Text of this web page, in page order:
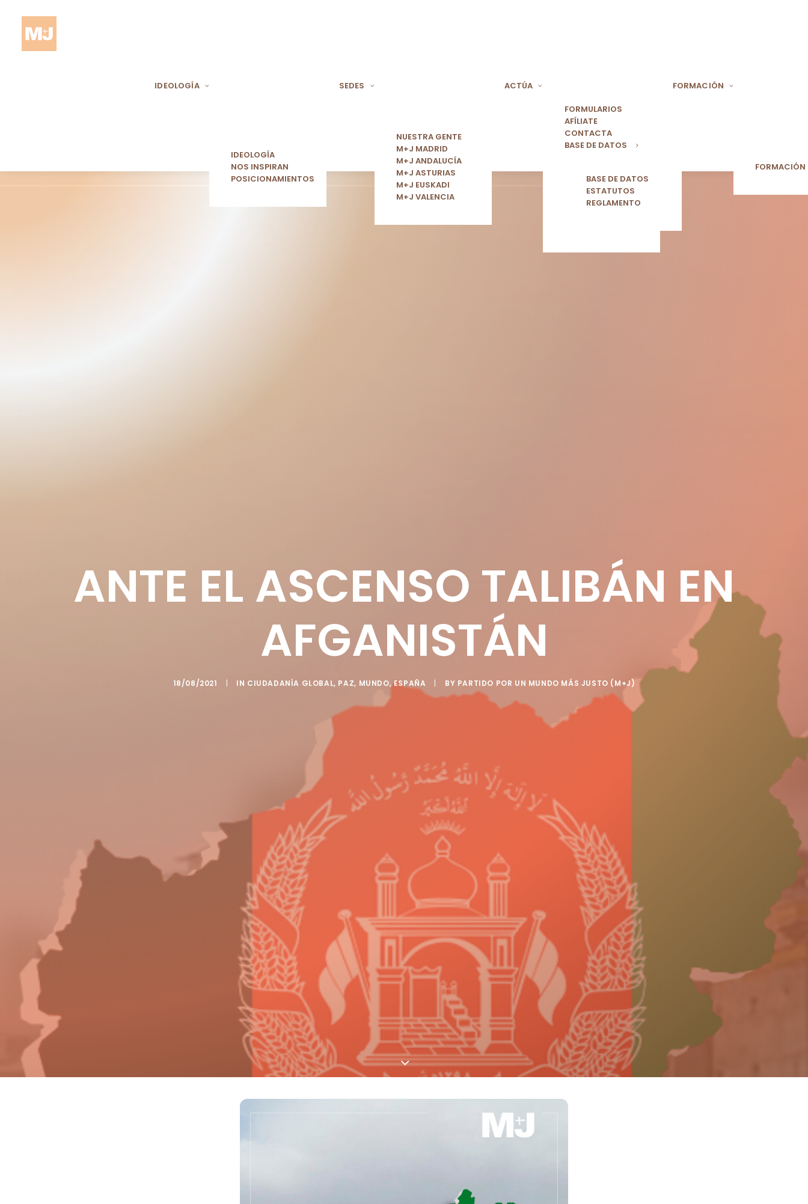
IDEOLOGÍA
IDEOLOGÍA
NOS INSPIRAN
POSICIONAMIENTOS
SEDES
NUESTRA GENTE
M+J MADRID
M+J ANDALUCÍA
M+J ASTURIAS
M+J EUSKADI
M+J VALENCIA
ACTÚA
FORMULARIOS
AFÍLIATE
CONTACTA
BASE DE DATOS
BASE DE DATOS
ESTATUTOS
REGLAMENTO
FORMACIÓN
FORMACIÓN
ANTE EL ASCENSO TALIBÁN EN
AFGANISTÁN
18/08/2021 | IN CIUDADANÍA GLOBAL, PAZ, MUNDO,ESPAÑA | BY PARTIDO POR UN MUNDO MÁS JUSTO (M+J)